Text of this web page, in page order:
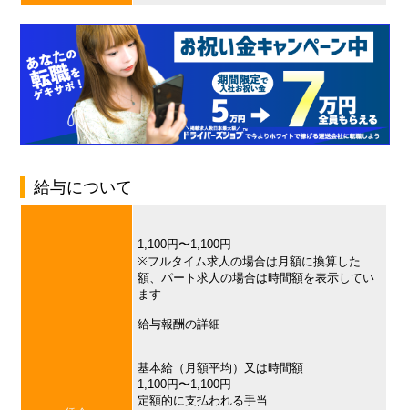
給与について
1,100円〜1,100円
※フルタイム求人の場合は月額に換算した
額、パート求人の場合は時間額を表示してい
ます
給与報酬の詳細
基本給（月額平均）又は時間額
1,100円〜1,100円
定額的に支払われる手当